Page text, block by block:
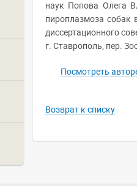
наук Попова Олега
пироплазмоза собак
диссертационного
г. Ставрополь, пер.
Посмотреть
Возврат к списку